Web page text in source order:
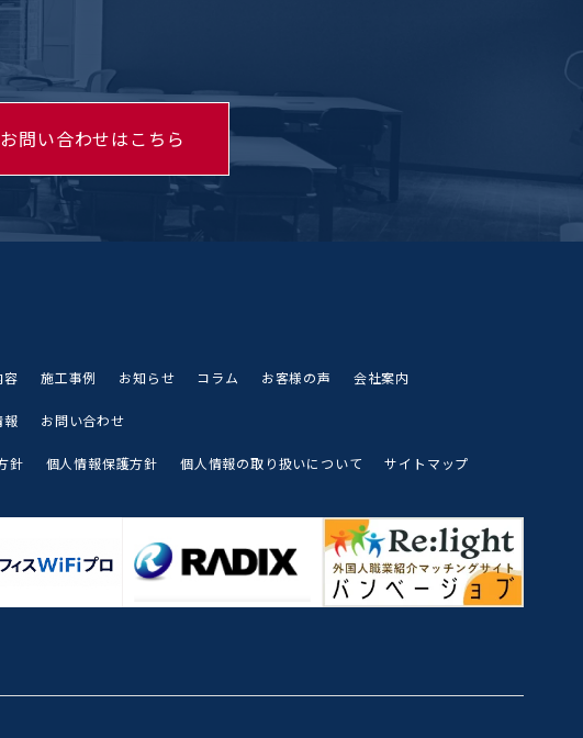
問い合わせはこちら
容 施工事例 お知らせ コラム お客様の声 会社案内
報 お問い合わせ
針 個人情報保護方針 個人情報の取り扱いについて サイトマップ